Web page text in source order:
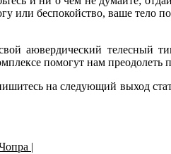
беспокойство, ваше тело
аювердический телесный
помогут нам преодолеть
на следующий выход
|